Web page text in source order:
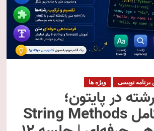
نویسی ویژه ها
در پایتون؛
آموزش کامل String Methods